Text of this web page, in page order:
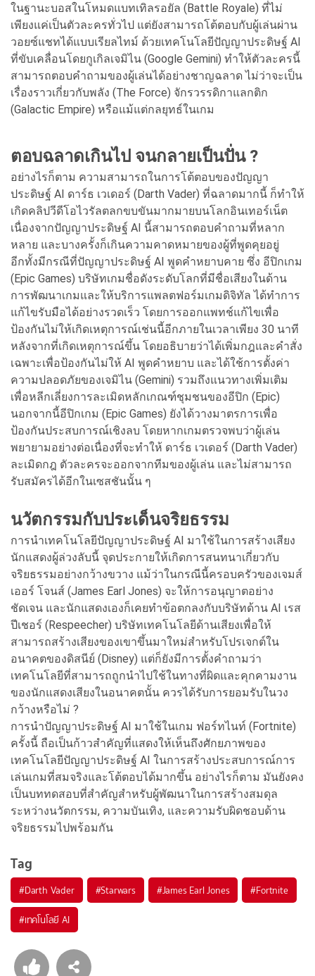
ในฐานะบอสในโหมดแบทเทิลรอยัล (Battle Royale) ที่ไม่
เพียงแค่เป็นตัวละครทั่วไป แต่ยังสามารถโต้ตอบกับผู้เล่นผ่าน
วอยซ์แชทได้แบบเรียลไทม์ ด้วยเทคโนโลยีปัญญาประดิษฐ์ AI
ที่ขับเคลื่อนโดยกูเกิลเจมิไน (Google Gemini) ทำให้ตัวละครนี้
สามารถตอบคำถามของผู้เล่นได้อย่างชาญฉลาด ไม่ว่าจะเป็น
เรื่องราวเกี่ยวกับพลัง (The Force) จักรวรรดิกาแลกติก
(Galactic Empire) หรือแม้แต่กลยุทธ์ในเกม
ตอบฉลาดเกินไป จนกลายเป็นปั่น ?
อย่างไรก็ตาม ความสามารถในการโต้ตอบของปัญญา
ประดิษฐ์ AI ดาร์ธ เวเดอร์ (Darth Vader) ที่ฉลาดมากนี้ ก็ทำให้
เกิดคลิปวีดีโอไวรัลตลกขบขันมากมายบนโลกอินเทอร์เน็ต
เนื่องจากปัญญาประดิษฐ์ AI นี้สามารถตอบคำถามที่หลาก
หลาย และบางครั้งก็เกินความคาดหมายของผู้ที่พูดคุยอยู่
อีกทั้งมีกรณีที่ปัญญาประดิษฐ์ AI พูดคำหยาบคาย ซึ่ง อีปิกเกม
(Epic Games) บริษัทเกมชื่อดังระดับโลกที่มีชื่อเสียงในด้าน
การพัฒนาเกมและให้บริการแพลตฟอร์มเกมดิจิทัล ได้ทำการ
แก้ไขรับมือได้อย่างรวดเร็ว โดยการออกแพทช์แก้ไขเพื่อ
ป้องกันไม่ให้เกิดเหตุการณ์เช่นนี้อีกภายในเวลาเพียง 30 นาที
หลังจากที่เกิดเหตุการณ์ขึ้น โดยอธิบายว่าได้เพิ่มกฎและคำสั่ง
เฉพาะเพื่อป้องกันไม่ให้ AI พูดคำหยาบ และได้ใช้การตั้งค่า
ความปลอดภัยของเจมิไน (Gemini) รวมถึงแนวทางเพิ่มเติม
เพื่อหลีกเลี่ยงการละเมิดหลักเกณฑ์ชุมชนของอีปิก (Epic)
นอกจากนี้อีปิกเกม (Epic Games) ยังได้วางมาตรการเพื่อ
ป้องกันประสบการณ์เชิงลบ โดยหากเกมตรวจพบว่าผู้เล่น
พยายามอย่างต่อเนื่องที่จะทำให้ ดาร์ธ เวเดอร์ (Darth Vader)
ละเมิดกฎ ตัวละครจะออกจากทีมของผู้เล่น และไม่สามารถ
รับสมัครได้อีกในเซสชันนั้น ๆ
นวัตกรรมกับประเด็นจริยธรรม
การนำเทคโนโลยีปัญญาประดิษฐ์ AI มาใช้ในการสร้างเสียง
นักแสดงผู้ล่วงลับนี้ จุดประกายให้เกิดการสนทนาเกี่ยวกับ
จริยธรรมอย่างกว้างขวาง แม้ว่าในกรณีนี้ครอบครัวของเจมส์
เออร์ โจนส์ (James Earl Jones) จะให้การอนุญาตอย่าง
ชัดเจน และนักแสดงเองก็เคยทำข้อตกลงกับบริษัทด้าน AI เรส
ปีเชอร์ (Respeecher) บริษัทเทคโนโลยีด้านเสียงเพื่อให้
สามารถสร้างเสียงของเขาขึ้นมาใหม่สำหรับโปรเจกต์ใน
อนาคตของดิสนีย์ (Disney) แต่ก็ยังมีการตั้งคำถามว่า
เทคโนโลยีที่สามารถถูกนำไปใช้ในทางที่ผิดและคุกคามงาน
ของนักแสดงเสียงในอนาคตนั้น ควรได้รับการยอมรับในวง
กว้างหรือไม่ ?
การนำปัญญาประดิษฐ์ AI มาใช้ในเกม ฟอร์ทไนท์ (Fortnite)
ครั้งนี้ ถือเป็นก้าวสำคัญที่แสดงให้เห็นถึงศักยภาพของ
เทคโนโลยีปัญญาประดิษฐ์ AI ในการสร้างประสบการณ์การ
เล่นเกมที่สมจริงและโต้ตอบได้มากขึ้น อย่างไรก็ตาม มันยังคง
เป็นบททดสอบที่สำคัญสำหรับผู้พัฒนาในการสร้างสมดุล
ระหว่างนวัตกรรม, ความบันเทิง, และความรับผิดชอบด้าน
จริยธรรมไปพร้อมกัน
Tag
#Darth Vader #Starwars #James Earl Jones #Fortnite
#เทคโนโลยี AI